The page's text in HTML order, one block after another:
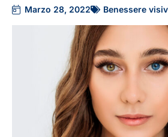
Marzo 28, 2022 Benessere